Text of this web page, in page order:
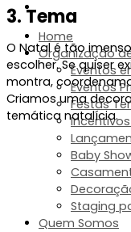
Home
Organização
Eventos
Eventos
Festas
Baby
Staging
Quem Somos
3. Tema
O Natal é tão
escolher. Sequiser
montra, coordena
Criamos uma
temática natalícia.